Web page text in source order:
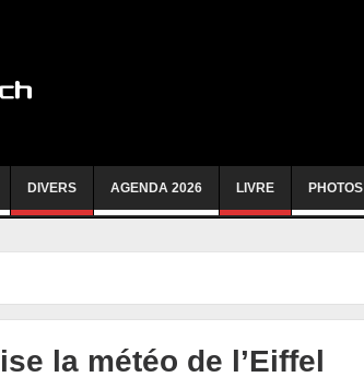
DIVERS AGENDA 2026 LIVRE PHOTOS
la météo de l’Eiffel